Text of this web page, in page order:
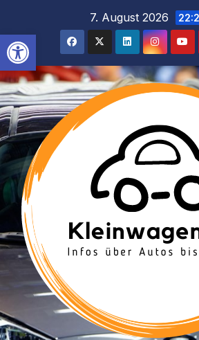
Werkzeugleiste
springen
7. August 2026